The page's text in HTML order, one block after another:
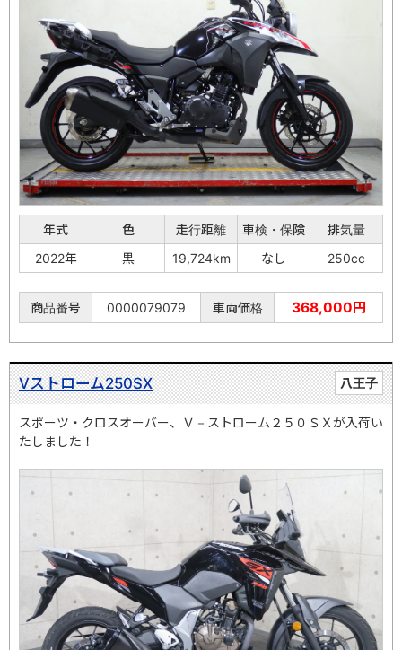
年式 色 走行距離 車検・保険
排気量
2022年
黒 19,724km なし 250cc
商品番号 0000079079 車両価格 368,000円
八王子
Vストローム250SX
スポーツ・クロスオーバー、Ｖ－ストローム２５０ＳＸが入荷い
たしました！